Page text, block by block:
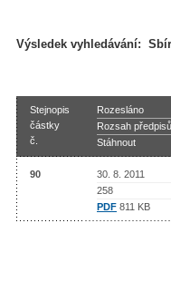
Výsledek vyhledávání:
Stejnopis
částky
č.
Rozesláno
Rozsah předpisů
Stáhnout
90
30. 8. 2011
258
PDF 811 KB